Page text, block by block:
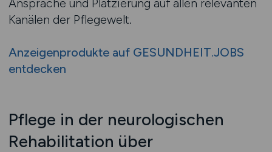
Ansprache und Platzierung auf allen relevanten
Kanälen der Pflegewelt.
Anzeigenprodukte auf GESUNDHEIT.JOBS
entdecken
Pflege in der neurologischen
Rehabilitation über